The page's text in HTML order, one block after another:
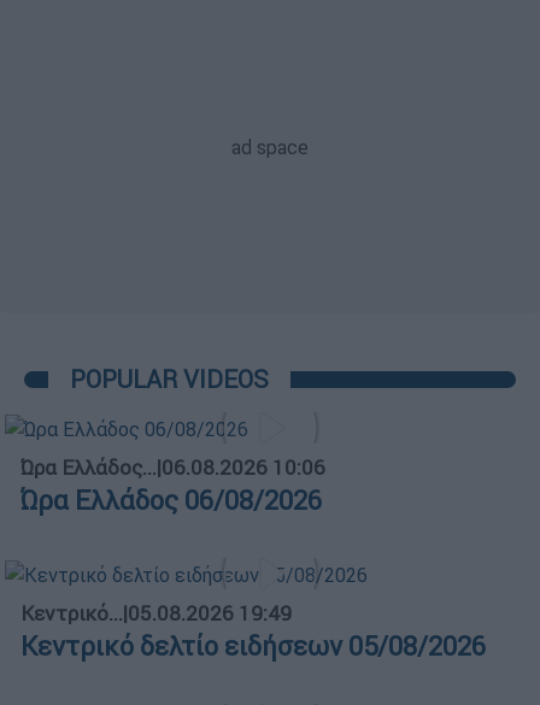
POPULAR VIDEOS
Ώρα Ελλάδος...|06.08.2026 10:06
Ώρα Ελλάδος 06/08/2026
Κεντρικό...|05.08.2026 19:49
Κεντρικό δελτίο ειδήσεων 05/08/2026